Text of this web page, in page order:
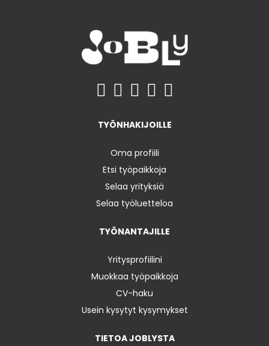
TYÖNHAKIJOILLE
Oma profiili
Etsi työpaikkoja
Selaa yrityksiä
Selaa työluetteloa
TYÖNANTAJILLE
Yritysprofiilini
Muokkaa työpaikkoja
CV-haku
Usein kysytyt kysymykset
TIETOA JOBLYSTA